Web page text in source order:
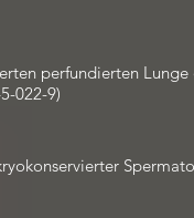
perfundierten
022-9)